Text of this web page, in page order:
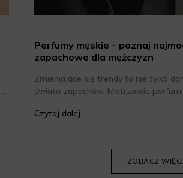
Perfumy męskie – poznaj
zapachowe dla mężczyzn
Zmieniające się trendy to nie tylko
świata zapachów. Mistrzowie
kompozycji, dlatego co roku można
Czytaj dalej
ZOBACZ